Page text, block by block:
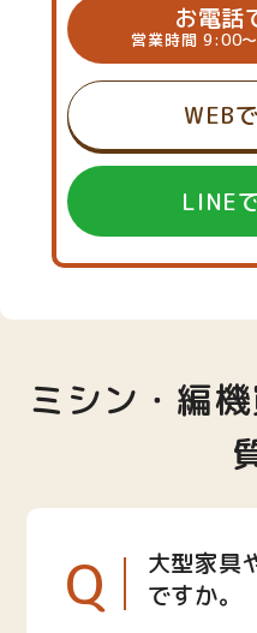
お電話
営業時間 9:00
WEB
LINE
ミシン・編
Q
大型家具
ですか。